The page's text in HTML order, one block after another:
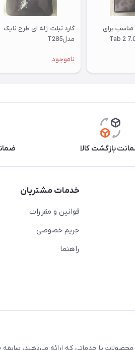
کاور مدل KR-054 مناسب برای
گارد تبلت ژله ای طرح نایک
مدلT285
ناموجود
بازگشت کالا
خدمات مشتریان
قوانین و مقررات
حریم خصوصی
راهنما